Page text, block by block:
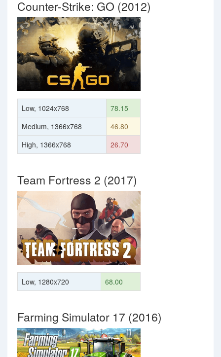
Counter-Strike: GO (2012)
Low, 1024x768
78.15
Medium, 1366x768
46.80
High, 1366x768
26.70
Team Fortress 2 (2017)
Low, 1280x720 68.00
Farming Simulator 17 (2016)